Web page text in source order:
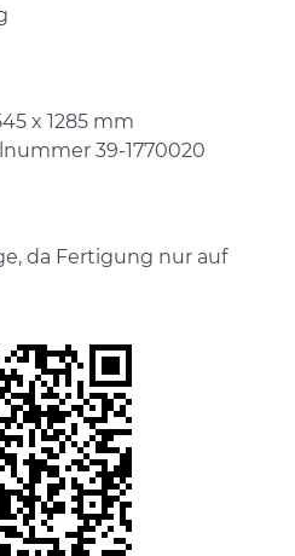
x 1285 mm
39-1770020
da Fertigung nur auf